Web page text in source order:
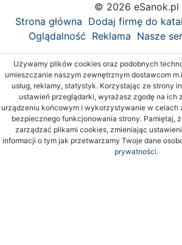
© 2026 eSanok.pl
Strona główna Dodaj firmę do
Oglądalność Reklama Nasze
Używamy plików cookies oraz podobnych
umieszczanie naszym zewnętrznym dostawcom
usług, reklamy, statystyk. Korzystając ze strony
ustawień przeglądarki, wyrażasz zgodę na ich
urządzeniu końcowym i wykorzystywanie w celach
bezpiecznego funkcjonowania strony. Pamiętaj,
zarządzać plikami cookies, zmieniając
informacji o tym jak przetwarzamy Twoje dane
prywatności.